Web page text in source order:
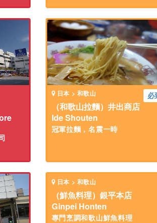
必
日本 > 和歌山
（和歌山拉麵）井出商店
Ide Shouten
冠軍拉麵，名震一時
日本 > 和歌山
（鮮魚料理）銀平本店
Ginpei Honten
專門烹調和歌山鮮魚料理